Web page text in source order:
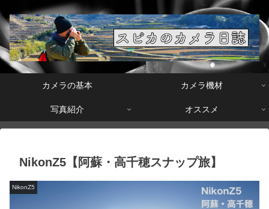
カメラの基本 カメラ機材
写真紹介 オススメ
NikonZ5【阿蘇・高千穂スナップ旅】
NikonZ5